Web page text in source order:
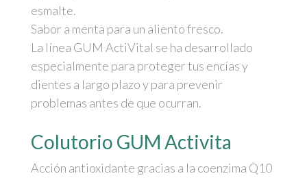
esmalte.
Sabor a menta para un aliento fresco.
La línea GUM ActiVital se ha desarrollado
especialmente para proteger tus encías y
dientes a largo plazo y para prevenir
problemas antes de que ocurran.
Colutorio GUM Activita
Acción antioxidante gracias a la coenzima Q10